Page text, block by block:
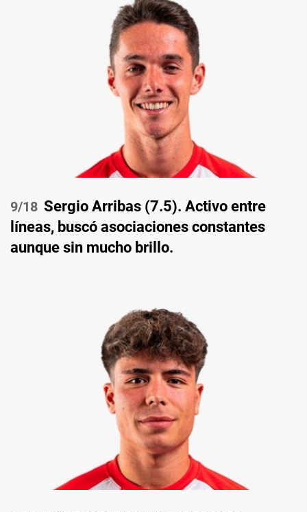
/18 Sergio Arribas (7.5). Activo entre
líneas, buscó asociaciones constantes
aunque sin mucho brillo.